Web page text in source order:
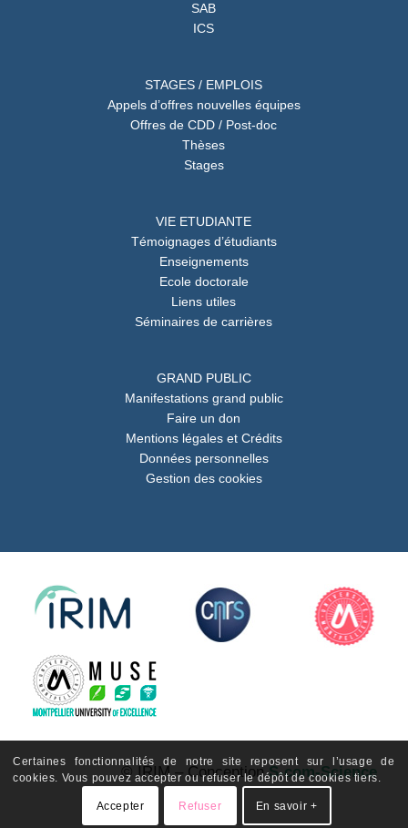
SAB
ICS
STAGES / EMPLOIS
Appels d’offres nouvelles équipes
Offres de CDD / Post-doc
Thèses
Stages
VIE ETUDIANTE
Témoignages d’étudiants
Enseignements
Ecole doctorale
Liens utiles
Séminaires de carrières
GRAND PUBLIC
Manifestations grand public
Faire un don
Mentions légales et Crédits
Données personnelles
Gestion des cookies
© IRIM – ConceptionS-com-Science
Certaines fonctionnalités de notre site reposent sur l’usage de
cookies. Vous pouvez accepter ou refuser le dépôt de cookies tiers.
Accepter Refuser En savoir +